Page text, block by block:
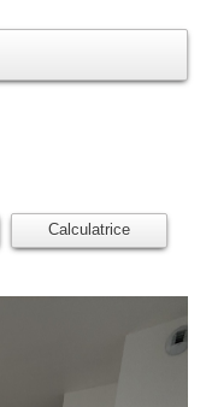
Calculatrice